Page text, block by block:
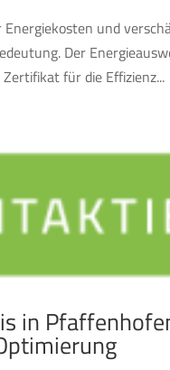
und
Der
für die Effizienz...
in